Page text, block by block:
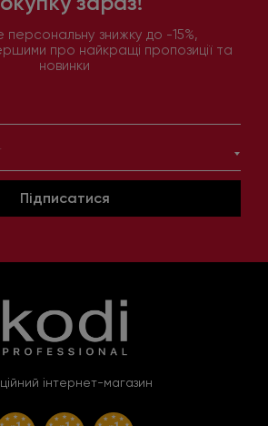
персональну знижку до -15%,
про найкращі пропозиції та
новинки
Підписатися
інтернет-магазин